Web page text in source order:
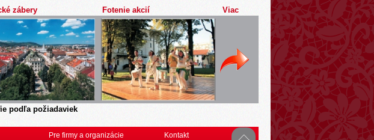
zábery Fotenie akcií Viac
podľa požiadaviek
Pre firmy a organizácie
Kontakt